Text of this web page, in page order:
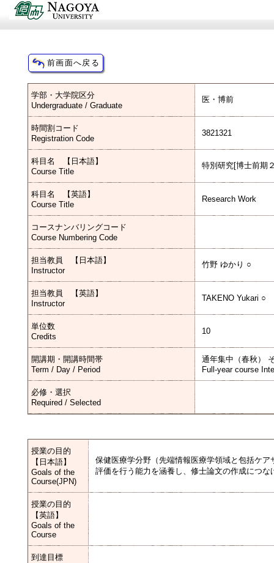
学部・大学院区分
Undergraduate / Graduate
医・博前
時間割コード
Registration Code
3821321
科目名 【日本語】
Course Title
特別研究[博士前期
科目名 【英語】
Course Title
Research Work
コースナンバリングコード
Course Numbering Code
担当教員 【日本語】
Instructor
竹野 ゆかり ○
担当教員 【英語】
Instructor
TAKENO Yukari ○
単位数
Credits
10
開講期・開講時間帯
Term / Day / Period
通年集中（春秋）
Full-year course
必修・選択
Required / Selected
授業の目的
【日本語】
Goals of the
Course(JPN)
保健医療学分野（先端情報医療学領域と包括ケ
評価を行う能力を涵養し、修士論文の作成につな
授業の目的
【英語】
Goals of the
Course
到達目標